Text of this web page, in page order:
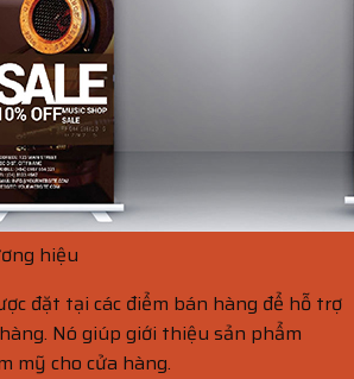
hiệu
đặt tại các điểm bán hàng để hỗ trợ
Nó giúp giới thiệu sản phẩm
mỹ cho cửa hàng.